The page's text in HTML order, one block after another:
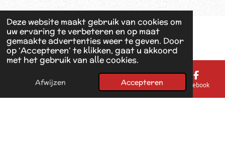
Deze website maakt gebruik van cookies om
uw ervaring te verbeteren en op maat
gemaakte advertenties weer te geven. Door
op ‘Accepteren’ te klikken, gaat u akkoord
met het gebruik van alle cookies.
Afwijzen Accepteren
E-mailadres Kaart Facebook